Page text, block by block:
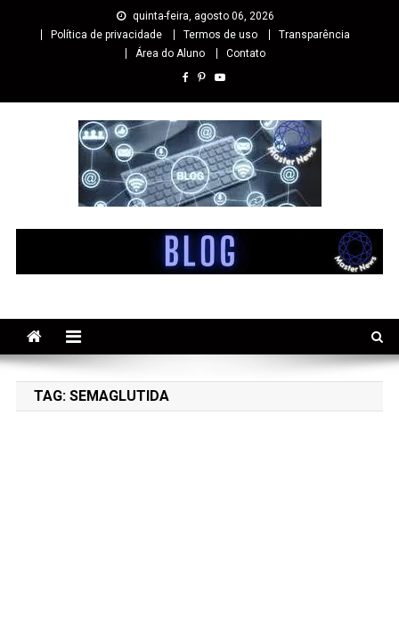
quinta-feira, agosto 06, 2026
Política de privacidade
Termos de uso
Transparência
Área do Aluno
Contato
Master cursos EaD
TAG: SEMAGLUTIDA